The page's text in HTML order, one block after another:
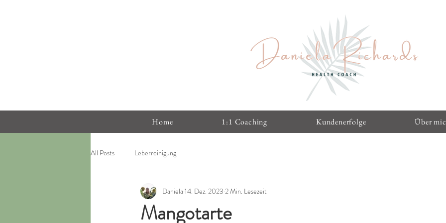
Home 1:1 Coaching Kundenerfolge Über
All Posts Leberreinigung
Mangotarte
Daniela 14. Dez. 2023 2 Min. Lesezeit